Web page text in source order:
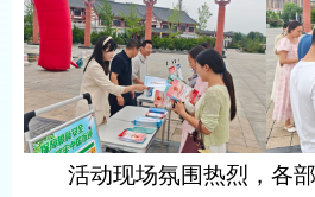
活动现场氛围热烈，各